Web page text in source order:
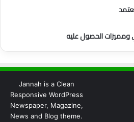
ومميزات الحصول عليه
Jannah is a Clean
Responsive WordPress
Newspaper, Magazine,
News and Blog theme.